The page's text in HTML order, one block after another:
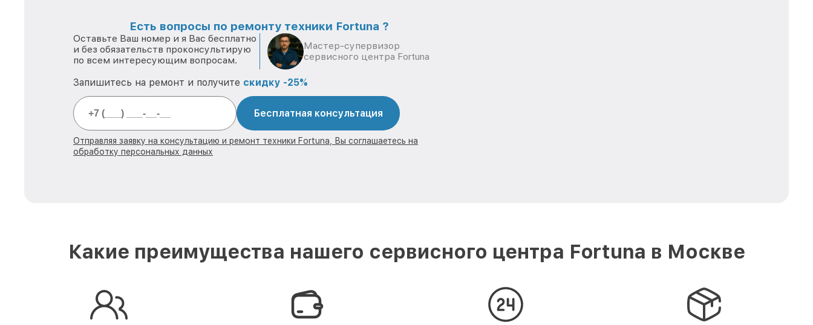
Есть вопросы по ремонту техники Fortuna ?
Оставьте Ваш номер и я Вас бесплатно
и без обязательств проконсультирую
по всем интересующим вопросам.
Мастер-супервизор
сервисного центра Fortuna
Запишитесь на ремонт и получите скидку -25%
Бесплатная консультация
Отправляя заявку на консультацию и ремонт техники Fortuna, Вы соглашаетесь на
обработку персональных данных
Какие преимущества нашего сервисного центра Fortuna в Москве